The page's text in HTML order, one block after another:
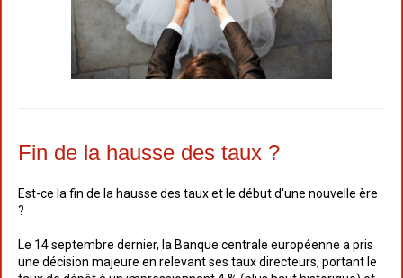
Fin de la hausse des taux ?
Est-ce la fin de la hausse des taux et le début d'une nouvelle ère
?
Le 14 septembre dernier, la Banque centrale européenne a pris
une décision majeure en relevant ses taux directeurs, portant le